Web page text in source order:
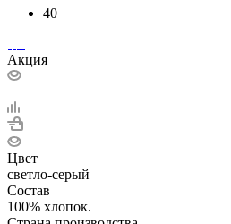
40
Акция
Цвет
светло-серый
Состав
100% хлопок.